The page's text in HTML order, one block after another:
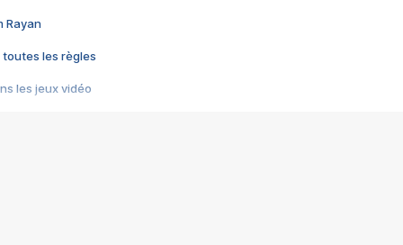
Rayan
toutes les règles
les jeux vidéo